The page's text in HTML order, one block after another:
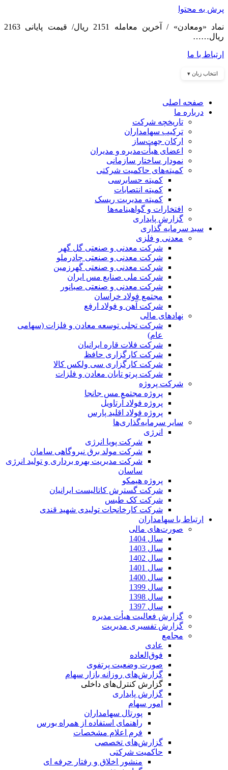
پرش به محتوا
نماد «ومعادن» / آخرین معامله 2151 ریال/ قیمت پایانی 2163
ریال……
ارتباط با ما
انتخاب زبان ▾
صفحه اصلی
درباره ما
تاریخچه شرکت
ترکیب سهامداران
ارکان جهت‌ساز
اعضای هیأت‌مدیره و مدیران
نمودار ساختار سازمانی
کمیته‌های حاکمیت شرکتی
کمیته حسابرسی
کمیته انتصابات
کمیته مدیریت ریسک
افتخارات و گواهینامه‌ها
گزارش پایداری
سبد سرمایه گذاری
معدنی و فلزی
شرکت معدنی و صنعتی گل گهر
شرکت معدنی و صنعتی چادرملو
شرکت معدنی و صنعتی گهرزمین
شرکت ملی صنایع مس ایران
شرکت معدنی و صنعتی صبانور
مجتمع فولاد خراسان
شرکت آهن و فولاد ارفع
نهادهای مالی
شرکت تجلی توسعه معادن و فلزات (سهامی
عام)
شرکت فلات قاره ایرانیان
شرکت کارگزاری حافظ
شرکت کارگزاری سی ولکس کالا
شرکت پرتو تابان معادن و فلزات
شرکت پروژه
پروژه مجتمع مس جانجا
پروژه فولاد آرتاویل
پروژه فولاد اقلید پارس
سایر سرمایه‌گذاری‌ها
انرژی
شرکت پویا انرژی
شرکت مولد برق نیروگاهی سامان
شرکت مدیریت بهره برداری و تولید انرژی
ساسان
پروژه هیمکو
شرکت گسترش کاتالیست ایرانیان
شرکت کک طبس
شرکت کارخانجات تولیدی شهید قندی
ارتباط با سهامداران
صورت‌های مالی
سال 1404
سال 1403
سال 1402
سال 1401
سال 1400
سال 1399
سال 1398
سال 1397
گزارش فعالیت هیأت مدیره
گزارش تفسیری مدیریت
مجامع
عادی
فوق‌العاده
صورت وضعیت پرتفوی
گزارش‌های روزانه بازار سهام
گزارش کنترل‌های داخلی
گزارش پایداری
امور سهام
پورتال سهامداران
راهنمای استفاده از همراه بورس
فرم اعلام مشخصات
گزارش‌های تخصصی
حاکمیت شرکتی
منشور اخلاق و رفتار حرفه­ ای